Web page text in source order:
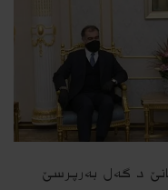
د گه‌ل به‌رپرسێ